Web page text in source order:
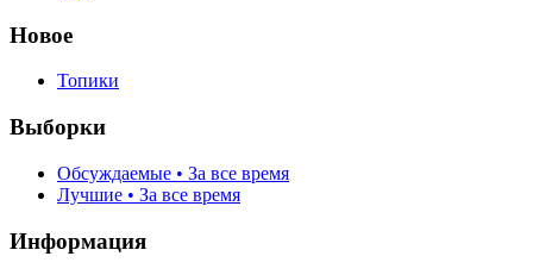
Новое
Топики
Выборки
Обсуждаемые • За все время
Лучшие • За все время
Информация